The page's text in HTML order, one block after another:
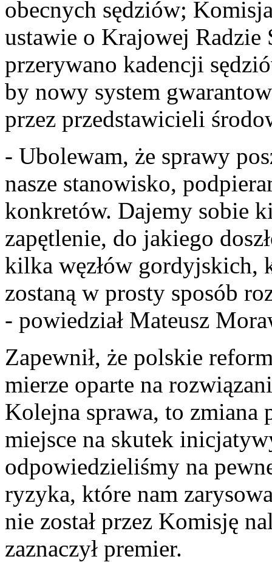
obecnych sędziów;
ustawie o Krajowej Radzie
przerywano kadencji
by nowy system
przez przedstawicieli
- Ubolewam, że sprawy
nasze stanowisko,
konkretów. Dajemy sobie
zapętlenie, do jakiego
kilka węzłów gordyjskich,
zostaną w prosty sposób
- powiedział Mateusz
Zapewnił, że polskie
mierze oparte na
Kolejna sprawa, to zmiana
miejsce na skutek
odpowiedzieliśmy na
ryzyka, które nam
nie został przez Komisję
zaznaczył premier.